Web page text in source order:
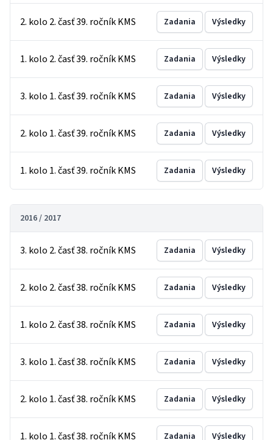
2. kolo 2. časť 39. ročník KMS Zadania Výsledky
1. kolo 2. časť 39. ročník KMS Zadania Výsledky
3. kolo 1. časť 39. ročník KMS Zadania Výsledky
2. kolo 1. časť 39. ročník KMS Zadania Výsledky
1. kolo 1. časť 39. ročník KMS Zadania Výsledky
2016 / 2017
3. kolo 2. časť 38. ročník KMS Zadania Výsledky
2. kolo 2. časť 38. ročník KMS Zadania Výsledky
1. kolo 2. časť 38. ročník KMS Zadania Výsledky
3. kolo 1. časť 38. ročník KMS Zadania Výsledky
2. kolo 1. časť 38. ročník KMS Zadania Výsledky
1. kolo 1. časť 38. ročník KMS Zadania Výsledky